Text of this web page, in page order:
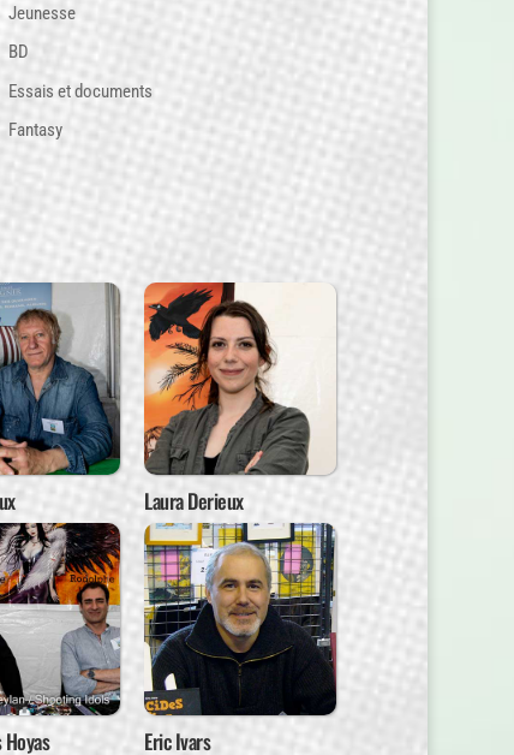
Jeunesse
BD
Essais et documents
Fantasy
Laura Derieux
Eric Ivars